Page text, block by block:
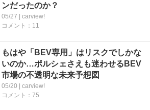
ンだったのか？
05/27 | carview!
コメント：11
もはや「BEV専用」はリスクでしかな
いのか…ポルシェさえも迷わせるBEV
市場の不透明な未来予想図
05/20 | carview!
コメント：75